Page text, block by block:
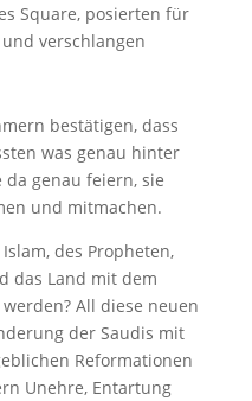
Square, posierten für
verschlangen
bestätigen, dass
was genau hinter
genau feiern, sie
und mitmachen.
des Propheten,
das Land mit dem
All diese neuen
der Saudis mit
Reformationen
Unehre, Entartung